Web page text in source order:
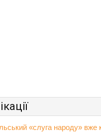
«слуга народу» вже